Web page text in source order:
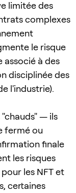
limitée des
complexes
le risque
associé à des
disciplinée des
l'industrie).
— ils
fermé ou
finale
les risques
les NFT et
certaines